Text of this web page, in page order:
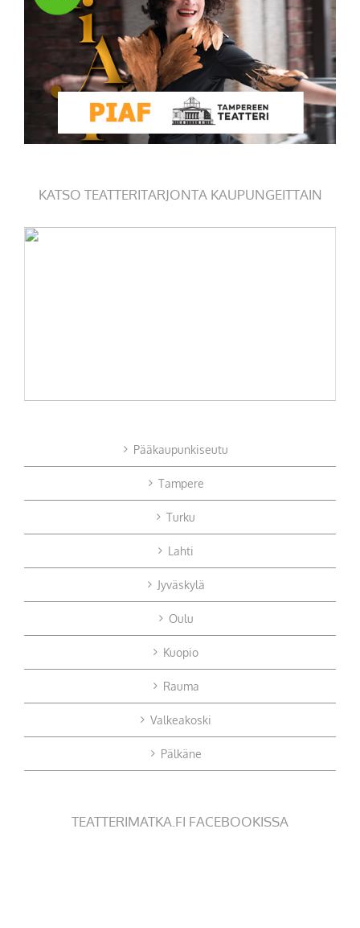
KATSO TEATTERITARJONTA KAUPUNGEITTAIN
Pääkaupunkiseutu
Tampere
Turku
Lahti
Jyväskylä
Oulu
Kuopio
Rauma
Valkeakoski
Pälkäne
TEATTERIMATKA.FI FACEBOOKISSA